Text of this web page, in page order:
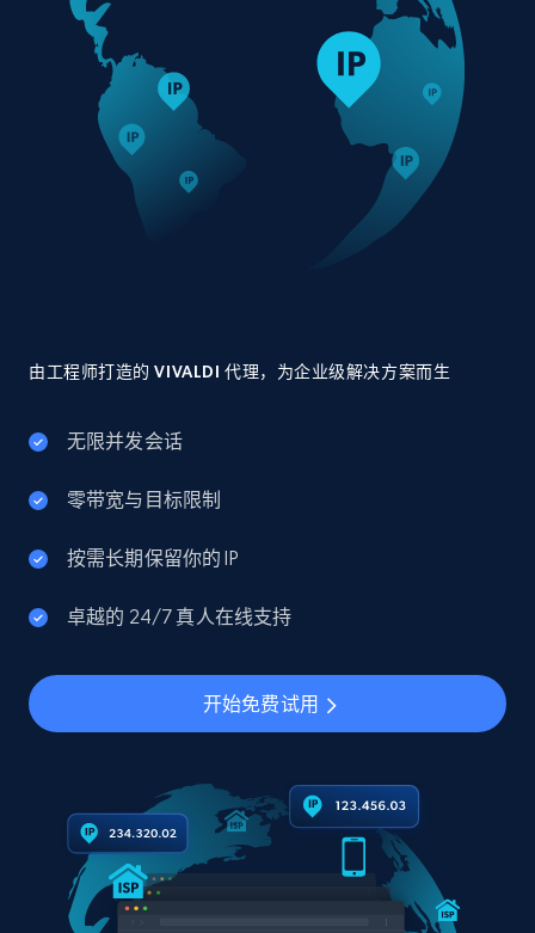
由工程师打造的 VIVALDI 代理，为企业级解决方案而生
无限并发会话
零带宽与目标限制
按需长期保留你的 IP
卓越的 24/7 真人在线支持
开始免费试用